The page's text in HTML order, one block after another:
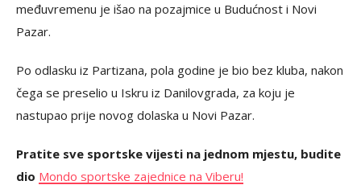
međuvremenu je išao na pozajmice u Budućnost i Novi
Pazar.
Po odlasku iz Partizana, pola godine je bio bez kluba, nakon
čega se preselio u Iskru iz Danilovgrada, za koju je
nastupao prije novog dolaska u Novi Pazar.
Pratite sve sportske vijesti na jednom mjestu, budite
dio Mondo sportske zajednice na Viberu!